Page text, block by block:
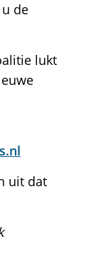
de
lukt
uit dat